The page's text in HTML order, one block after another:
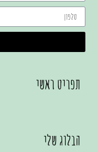
תפריט ראשי
הבלוג שלי